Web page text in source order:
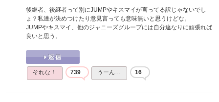
後継者、後継者って別にJUMPやキスマイが言ってる訳じゃないでし
ょ？私達が決めつけたり意見言っても意味無いと思うけどな。
JUMPやキスマイ、他のジャニーズグループには自分達なりに頑張れば
良いと思う。
それな！ 739 うーん… 16